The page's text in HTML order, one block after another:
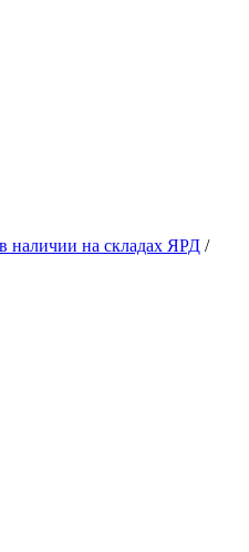
наличии на складах ЯРД /